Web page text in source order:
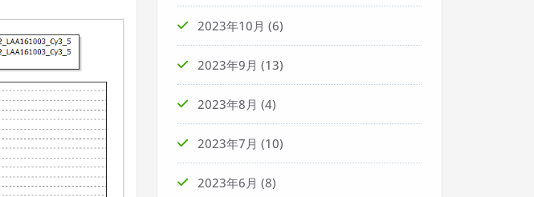
2023年10月 (6)
2023年9月 (13)
2023年8月 (4)
2023年7月 (10)
2023年6月 (8)